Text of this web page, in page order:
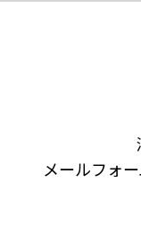
メールフォ